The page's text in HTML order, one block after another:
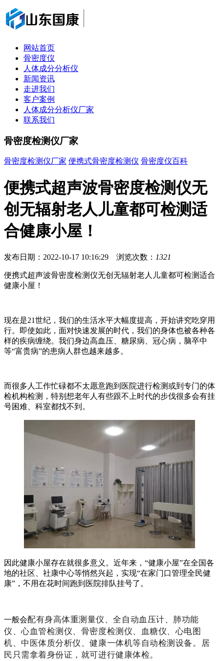
网站首页
骨密度仪
人体成分分析仪
新闻资讯
走进我们
客户案例
人体成分分析仪厂家
联系我们
骨密度检测仪厂家
骨密度检测仪厂家 便携式骨密度检测仪 骨密度仪百科
便携式超声波骨密度检测仪无
创无辐射老人儿童都可检测适
合健康小屋！
发布日期：2022-10-17 10:16:29 浏览次数： 1321
便携式超声波骨密度检测仪无创无辐射老人儿童都可检测适合
健康小屋！
现在是21世纪，我们的生活水平大幅度提高，开始讲究吃穿用
行。即使如此，面对快速发展的时代，我们的身体也被各种各
样的疾病缠绕。我们身边高血压、糖尿病、冠心病，脑卒中
等“富贵病”的患病人群也越来越多。
而很多人工作忙碌都不太愿意跑到医院进行检测或到专门的体
检机构检测，特别想老年人有些跟不上时代的步伐很多会有挂
号困难、科室都找不到。
因此健康小屋存在就很多意义。近年来，“健康小屋”在全国各
地的社区、社康中心等悄然兴起，实现“在家门口管理全民健
康”，不用在花时间跑到医院排队挂号了。
一般会配有身高体重测量仪、全自动血压计、肺功能
仪、心血管检测仪、骨密度检测仪、血糖仪、心电图
机、中医体质分析仪、健康一体机等自动检测设备。
居
民只需拿着身份证，就可进行健康体检。